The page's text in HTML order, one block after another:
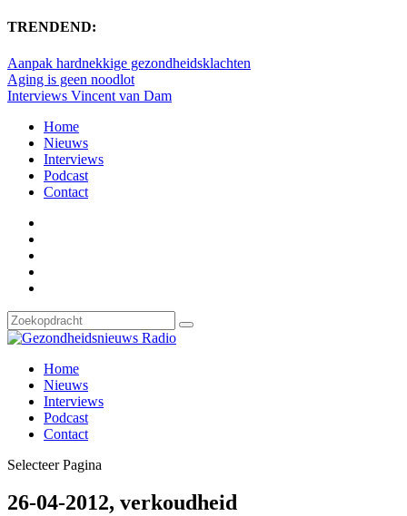
TRENDEND:
Aanpak hardnekkige gezondheidsklachten
Aging is geen noodlot
Interviews Vincent van Dam
Home
Nieuws
Interviews
Podcast
Contact
Home
Nieuws
Interviews
Podcast
Contact
Selecteer Pagina
26-04-2012, verkoudheid